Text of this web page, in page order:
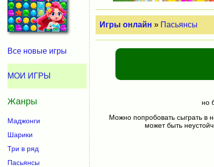
Игры онлайн » Пасьянсы
но
Можно попробовать сыграть в
может быть
Все новые игры
МОИ ИГРЫ
Жанры
Маджонги
Шарики
Три в ряд
Пасьянсы